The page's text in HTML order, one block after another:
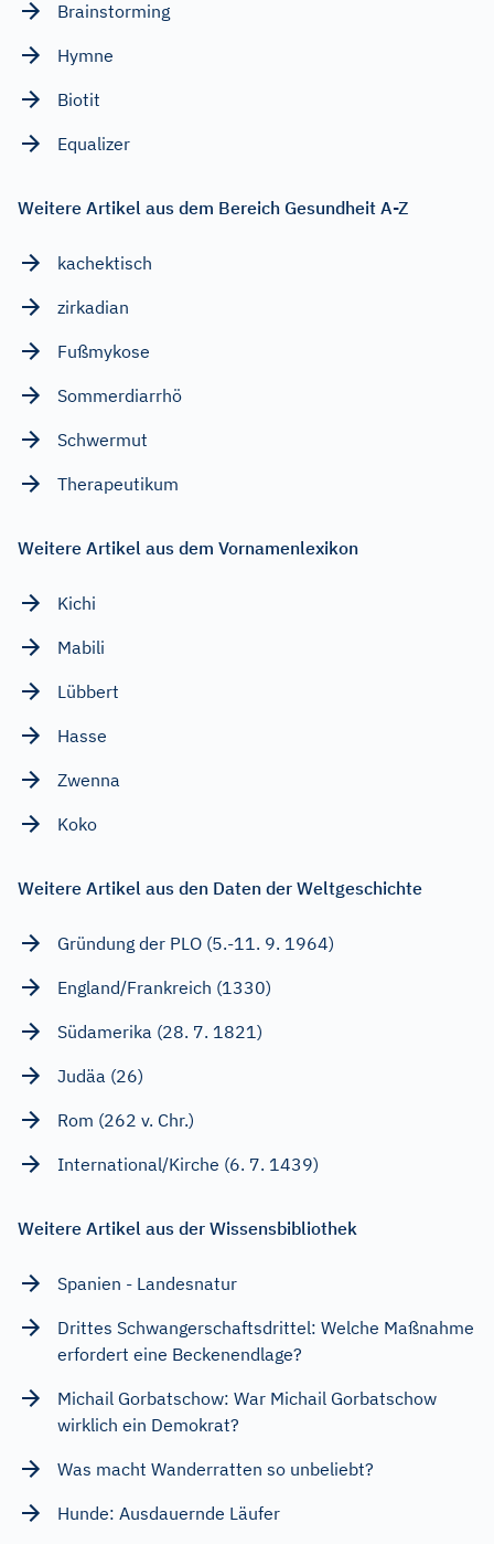
Brainstorming
Hymne
Biotit
Equalizer
Weitere Artikel aus dem Bereich Gesundheit A-Z
kachektisch
zirkadian
Fußmykose
Sommerdiarrhö
Schwermut
Therapeutikum
Weitere Artikel aus dem Vornamenlexikon
Kichi
Mabili
Lübbert
Hasse
Zwenna
Koko
Weitere Artikel aus den Daten der Weltgeschichte
Gründung der PLO (5.-11. 9. 1964)
England/Frankreich (1330)
Südamerika (28. 7. 1821)
Judäa (26)
Rom (262 v. Chr.)
International/Kirche (6. 7. 1439)
Weitere Artikel aus der Wissensbibliothek
Spanien - Landesnatur
Drittes Schwangerschaftsdrittel: Welche Maßnahme
erfordert eine Beckenendlage?
Michail Gorbatschow: War Michail Gorbatschow
wirklich ein Demokrat?
Was macht Wanderratten so unbeliebt?
Hunde: Ausdauernde Läufer